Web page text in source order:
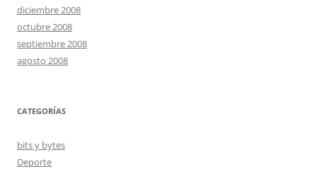
diciembre 2008
octubre 2008
septiembre 2008
agosto 2008
CATEGORÍAS
bits y bytes
Deporte